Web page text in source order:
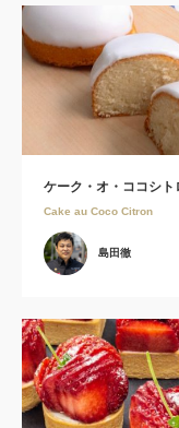
ケーク・オ・ココシト
Cake au Coco Citron
島田徹